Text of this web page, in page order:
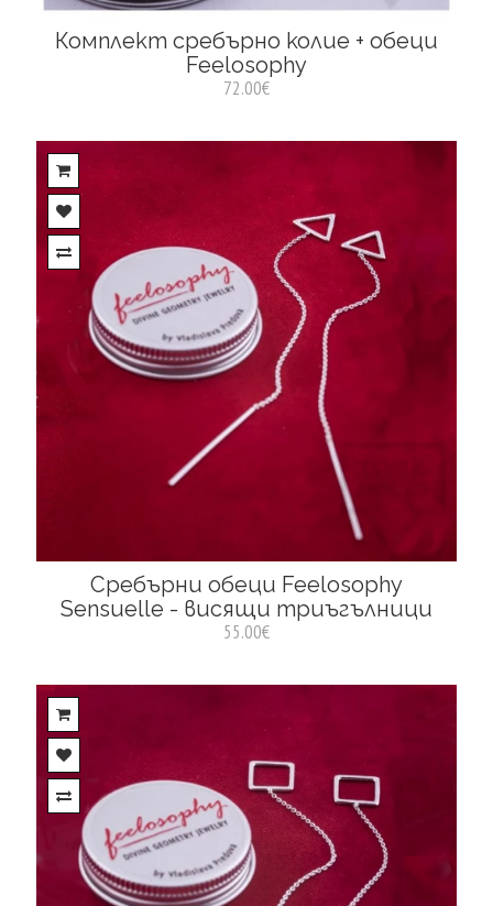
Комплект сребърно колие + обеци
Feelosophy
72.00€
Сребърни обеци Feelosophy
Sensuelle - висящи триъгълници
55.00€